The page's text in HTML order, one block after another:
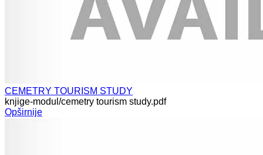
CEMETRY TOURISM STUDY
knjige-modul/cemetry tourism study.pdf
Opširnije